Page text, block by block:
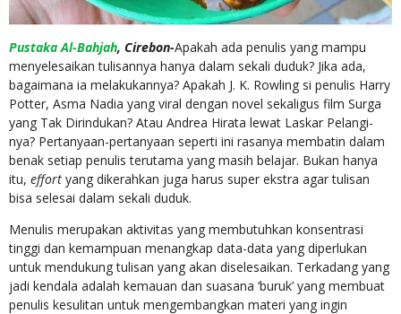
Pustaka Al-Bahjah, Cirebon-Apakah ada penulis yang mampu
menyelesaikan tulisannya hanya dalam sekali duduk? Jika ada,
bagaimana ia melakukannya? Apakah J. K. Rowling si penulis Harry
Potter, Asma Nadia yang viral dengan novel sekaligus film Surga
yang Tak Dirindukan? Atau Andrea Hirata lewat Laskar Pelangi-
nya? Pertanyaan-pertanyaan seperti ini rasanya membatin dalam
benak setiap penulis terutama yang masih belajar. Bukan hanya
itu, effort yang dikerahkan juga harus super ekstra agar tulisan
bisa selesai dalam sekali duduk.
Menulis merupakan aktivitas yang membutuhkan konsentrasi
tinggi dan kemampuan menangkap data-data yang diperlukan
untuk mendukung tulisan yang akan diselesaikan. Terkadang yang
jadi kendala adalah kemauan dan suasana ‘buruk’ yang membuat
penulis kesulitan untuk mengembangkan materi yang ingin